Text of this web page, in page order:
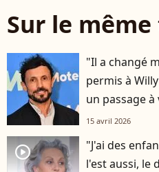
Sur le
"Il a changé
permis à
un passage à
15 avril 2026
player2
"J'ai des
l'est aussi, le